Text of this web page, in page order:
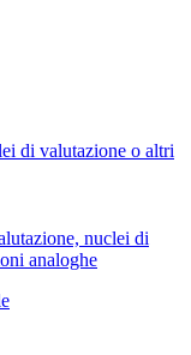
di valutazione o altri
nuclei di
analoghe